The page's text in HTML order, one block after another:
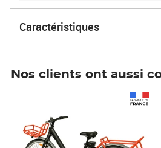
Caractéristiques
Nos clients ont aussi